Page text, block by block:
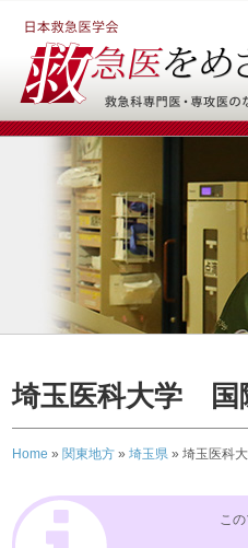
埼玉医科大学 国
Home » 関東地方 » 埼玉県 » 埼玉医科
こ